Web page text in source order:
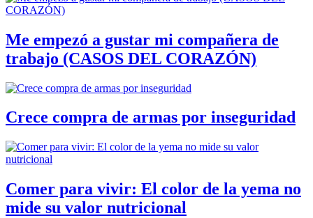
Me empezó a gustar mi compañera de
trabajo (CASOS DEL CORAZÓN)
Crece compra de armas por inseguridad
Comer para vivir: El color de la yema no
mide su valor nutricional